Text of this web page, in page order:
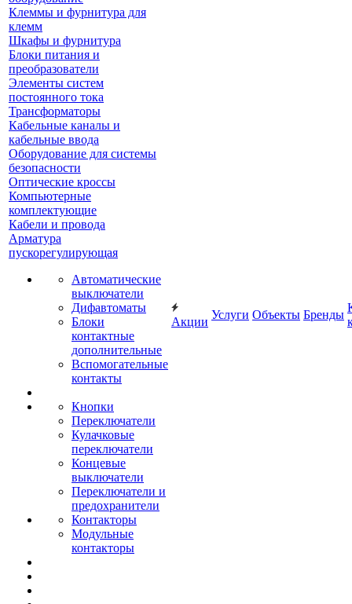
Клеммы и фурнитура для
клемм
Шкафы и фурнитура
Блоки питания и
преобразователи
Элементы систем
постоянного тока
Трансформаторы
Кабельные каналы и
кабельные ввода
Оборудование для системы
безопасности
Оптические кроссы
Компьютерные
комплектующие
Кабели и провода
Арматура
пускорегулирующая
Автоматические
выключатели
Дифавтоматы
Блоки
контактные
дополнительные
Вспомогательные
контакты
Кнопки
Переключатели
Кулачковые
переключатели
Концевые
выключатели
Переключатели и
предохранители
Контакторы
Модульные
контакторы
Акции
Услуги Объекты Бренды